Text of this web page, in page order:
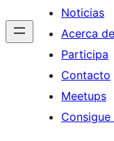
Noticias
Acerca de
Participa
Contacto
Meetups
Consigue